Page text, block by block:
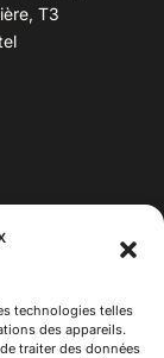
technologies telles
des appareils.
traiter des données
T3